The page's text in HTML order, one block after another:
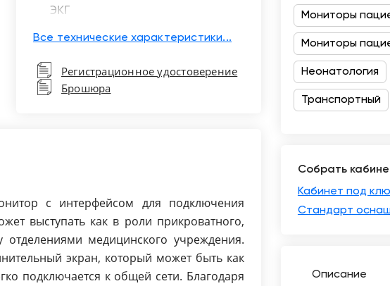
ЭКГ
Сенсорный дисплей: Да
Количество отображаемых
параметров: 6
Возможность подключения к
центральной системе: Да
Вес (кг): 5 кг
Размеры: 290 х 300 х 160 мм
Все технические характеристики...
Регистрационное удостоверение
Брошюра
с интерфейсом для подключения
выступать как в роли прикроватного,
медицинского учреждения.
экран, который может быть как
подключается к общей сети. Благодаря
Мониторы
Мониторы
Неонатология
Транспортный
Собрать
Кабинет под
Стандарт
Описание